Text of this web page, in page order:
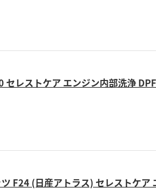
セレストケア エンジン内部洗浄
F24 (日産アトラス) セレストケア